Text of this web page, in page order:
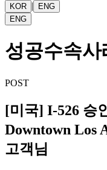
KOR |
ENG
ENG
성공수속사
POST
[미국] I-526 승
Downtown Los
고객님